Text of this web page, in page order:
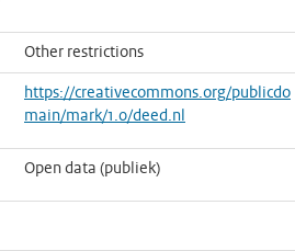
Other restrictions
https://creativecommons.org/publicdo
main/mark/1.0/deed.nl
Open data (publiek)